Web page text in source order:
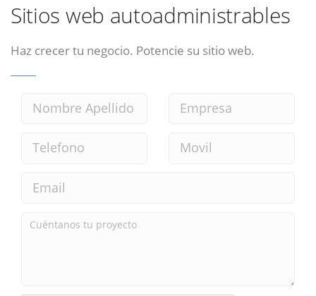
Sitios web autoadministrables
Haz crecer tu negocio. Potencie su sitio web.